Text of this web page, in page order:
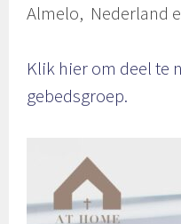
Almelo, Nederland
Klik hier om deel te
gebedsgroep.